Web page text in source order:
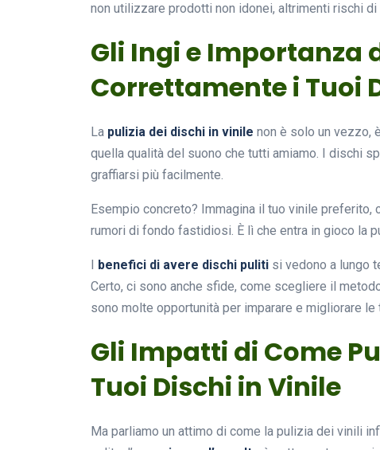
non utilizzare prodotti non idonei, altrimenti rischi
Gli Ingi e Importanza
Correttamente i Tuoi
La pulizia dei dischi in vinile non è solo un vezzo,
quella qualità del suono che tutti amiamo. I dischi
graffiarsi più facilmente.
Esempio concreto? Immagina il tuo vinile
rumori di fondo fastidiosi. È lì che entra in gioco la
I benefici di avere dischi puliti si vedono a lungo
Certo, ci sono anche sfide, come scegliere il
sono molte opportunità per imparare e migliorare le
Gli Impatti di Come
Tuoi Dischi in Vinile
Ma parliamo un attimo di come la pulizia dei vinili